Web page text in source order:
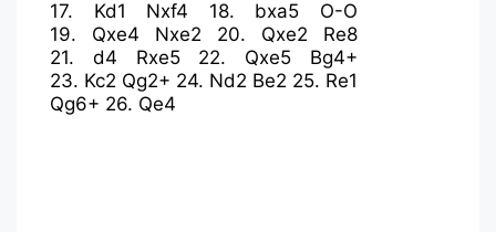
17. Kd1 Nxf4 18. bxa5
O-O
19. Qxe4 Nxe2 20. Qxe2
Re8
21. d4 Rxe5 22. Qxe5
Bg4+
23. Kc2 Qg2+ 24. Nd2 Be2 25. Re1
Qg6+ 26. Qe4